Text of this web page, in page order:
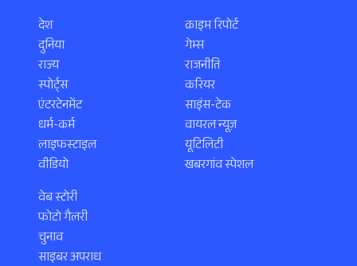
देश
दुनिया
राज्य
स्पोर्ट्स
एंटरटेनमेंट
धर्म-कर्म
लाइफस्टाइल
वीडियो
क्राइम रिपोर्ट
गेम्स
राजनीति
करियर
साइंस-टेक
वायरल न्यूज़
यूटिलिटी
खबरगांव स्पेशल
वेब स्टोरी
फोटो गैलरी
चुनाव
साइबर अपराध